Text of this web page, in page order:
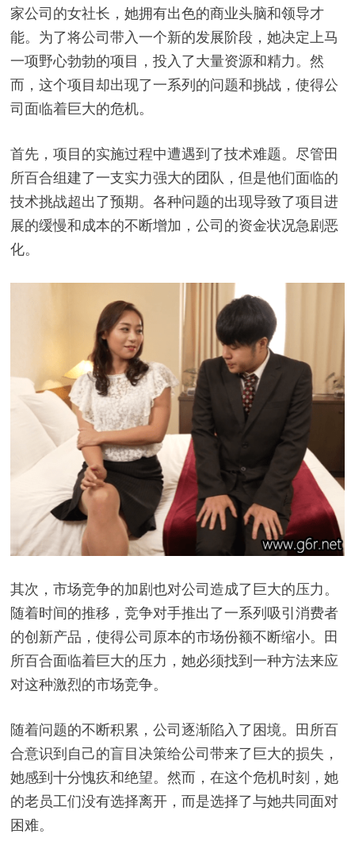
家公司的女社长，她拥有出色的商业头脑和领导才
能。为了将公司带入一个新的发展阶段，她决定上马
一项野心勃勃的项目，投入了大量资源和精力。然
而，这个项目却出现了一系列的问题和挑战，使得公
司面临着巨大的危机。
首先，项目的实施过程中遭遇到了技术难题。尽管田
所百合组建了一支实力强大的团队，但是他们面临的
技术挑战超出了预期。各种问题的出现导致了项目进
展的缓慢和成本的不断增加，公司的资金状况急剧恶
化。
其次，市场竞争的加剧也对公司造成了巨大的压力。
随着时间的推移，竞争对手推出了一系列吸引消费者
的创新产品，使得公司原本的市场份额不断缩小。田
所百合面临着巨大的压力，她必须找到一种方法来应
对这种激烈的市场竞争。
随着问题的不断积累，公司逐渐陷入了困境。田所百
合意识到自己的盲目决策给公司带来了巨大的损失，
她感到十分愧疚和绝望。然而，在这个危机时刻，她
的老员工们没有选择离开，而是选择了与她共同面对
困难。